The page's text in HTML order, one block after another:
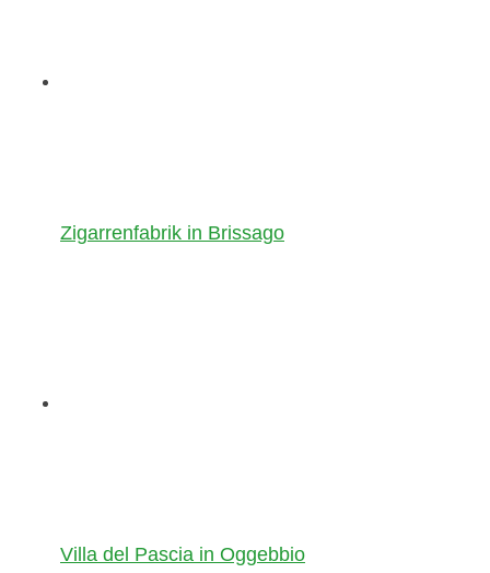
Zigarrenfabrik in Brissago
Villa del Pascia in Oggebbio